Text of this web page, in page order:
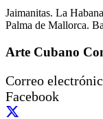
Jaimanitas. La
Palma de Mallorca.
Arte Cubano
Correo
Facebook